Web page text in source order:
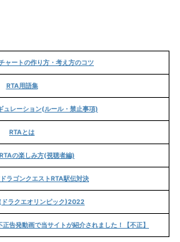
ャートの作り方・考え方のコツ
RTA用語集
ュレーション(ルール・禁止事項)
RTAとは
の楽しみ方(視聴者編)
ラゴンクエストRTA駅伝対決
ラクエオリンピック)2022
告発動画で当サイトが紹介されました！【不正】